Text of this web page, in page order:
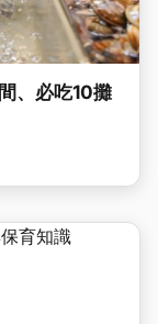
、必吃10攤